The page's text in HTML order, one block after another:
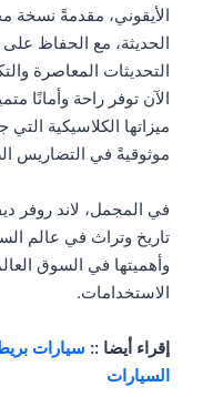
الأيقوني، مقدمةً نسخة
الحديثة، مع الحفاظ على
التحديثات المعاصرة
الآن توفر راحة وأمانًا
ميزاتها الكلاسيكية
موثوقيةً في التضاريس
في المجمل، لاند روفر
تاريخ وتراث في عالم
وأهميتها في السوق
الاستخدامات.
إقراء أيضا :: سيارات
السيارات